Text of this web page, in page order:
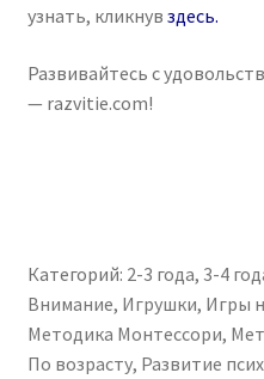
узнать, кликнув здесь.
Развивайтесь с
— razvitie.com!
Категорий: 2-3 года, 3-4
Внимание, Игрушки, Игры
Методика Монтессори,
По возрасту, Развитие